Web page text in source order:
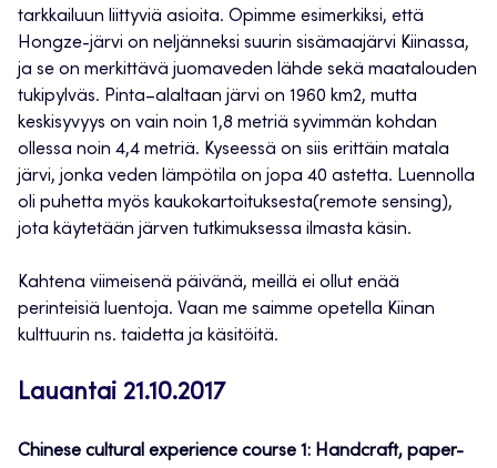
tarkkailuun liittyviä asioita. Opimme esimerkiksi, että
Hongze-järvi on neljänneksi suurin sisämaajärvi Kiinassa,
ja se on merkittävä juomaveden lähde sekä maatalouden
tukipylväs. Pinta–alaltaan järvi on 1960 km2, mutta
keskisyvyys on vain noin 1,8 metriä syvimmän kohdan
ollessa noin 4,4 metriä. Kyseessä on siis erittäin matala
järvi, jonka veden lämpötila on jopa 40 astetta. Luennolla
oli puhetta myös kaukokartoituksesta(remote sensing),
jota käytetään järven tutkimuksessa ilmasta käsin.
Kahtena viimeisenä päivänä, meillä ei ollut enää
perinteisiä luentoja. Vaan me saimme opetella Kiinan
kulttuurin ns. taidetta ja käsitöitä.
Lauantai 21.10.2017
Chinese cultural experience course 1: Handcraft, paper-